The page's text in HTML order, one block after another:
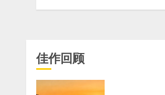
佳作回顾